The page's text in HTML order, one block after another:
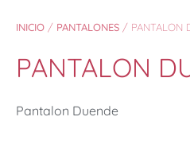
INICIO / PANTALONES / PANTALON
PANTALON
Pantalon Duende